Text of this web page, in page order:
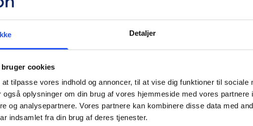
Detaljer
bruger cookies
tilpasse vores indhold og annoncer, til at vise dig funktioner til sociale
oplysninger om din brug af vores hjemmeside med vores partnere
og analysepartnere. Vores partnere kan kombinere disse data med
indsamlet fra din brug af deres tjenester.
STARTUP
erhvervsdrivende med
begrænset omsætning.
1.500.001 – 4.000.000.
Virksomheden vil typisk